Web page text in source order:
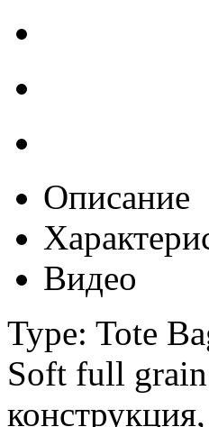
Описание
Видео
Type: Tote
Soft full